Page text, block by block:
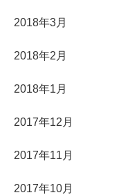
2018年3月
2018年2月
2018年1月
2017年12月
2017年11月
2017年10月